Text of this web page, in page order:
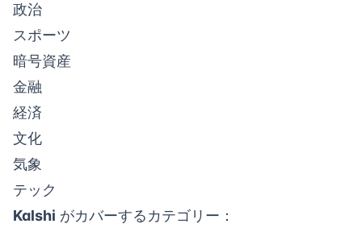
政治
スポーツ
暗号資産
金融
経済
文化
気象
テック
Kalshi がカバーするカテゴリー：